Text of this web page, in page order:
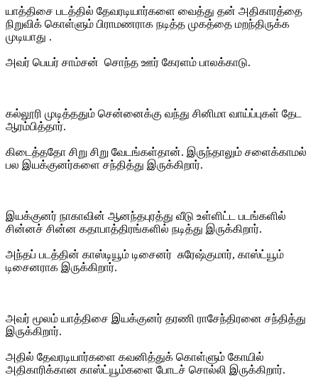
யாத்திசை படத்தில் தேவரடியார்களை வைத்து தன் அதிகாரத்தை
நிறுவிக் கொள்ளும் பிராமணராக நடித்த முகத்தை மறந்திருக்க
முடியாது .
அவர் பெயர் சாம்சன் சொந்த ஊர் கேரளம் பாலக்காடு.
கல்லூரி முடித்ததும் சென்னைக்கு வந்து சினிமா வாய்ப்புகள் தேட
ஆரம்பித்தார்.
கிடைத்ததோ சிறு சிறு வேடங்கள்தான். இருந்தாலும் சளைக்காமல்
பல இயக்குனர்களை சந்தித்து இருக்கிறார்.
இயக்குனர் நாகாவின் ஆனந்தபுரத்து வீடு உள்ளிட்ட படங்களில்
சின்னச் சின்ன கதாபாத்திரங்களில் நடித்து இருக்கிறார்.
அந்தப் படத்தின் காஸ்டியூம் டிசைனர் சுரேஷ்குமார், காஸ்ட்யூம்
டிசைனராக இருக்கிறார்.
அவர் மூலம் யாத்திசை இயக்குனர் தரணி ராசேந்திரனை சந்தித்து
இருக்கிறார்.
அதில் தேவரடியார்களை கவனித்துக் கொள்ளும் கோயில்
அதிகாரிக்கான காஸ்ட்யூம்களை போடச் சொல்லி இருக்கிறார்.